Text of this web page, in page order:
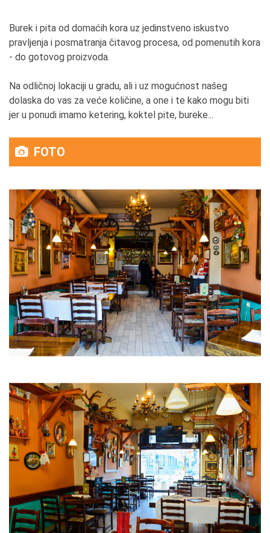
Burek i pita od domaćih kora uz jedinstveno iskustvo
pravljenja i posmatranja čitavog procesa, od pomenutih kora
- do gotovog proizvoda.
Na odličnoj lokaciji u gradu, ali i uz mogućnost našeg
dolaska do vas za veće količine, a one i te kako mogu biti
jer u ponudi imamo ketering, koktel pite, bureke...
FOTO